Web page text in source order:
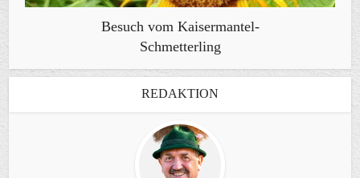
Besuch vom Kaisermantel-
Schmetterling
REDAKTION